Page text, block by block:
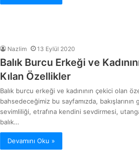
Nazlim 13 Eylül 2020
Balık Burcu Erkeği ve
Kılan Özellikler
Balık burcu erkeği ve kadınının çekici olan
bahsedeceğimiz bu sayfamızda, bakışlarının
sevimliliği, etrafına kendini sevdirmesi,
balık…
Devamını Oku »